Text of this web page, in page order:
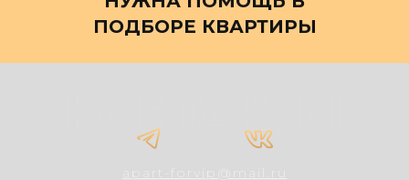
ПОДБОРЕ КВАРТИРЫ